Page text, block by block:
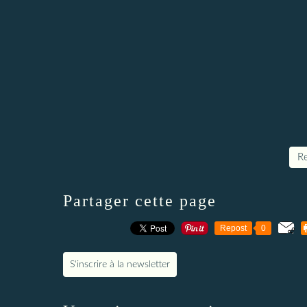
Partager cette page
Repost 0
S'inscrire à la newsletter